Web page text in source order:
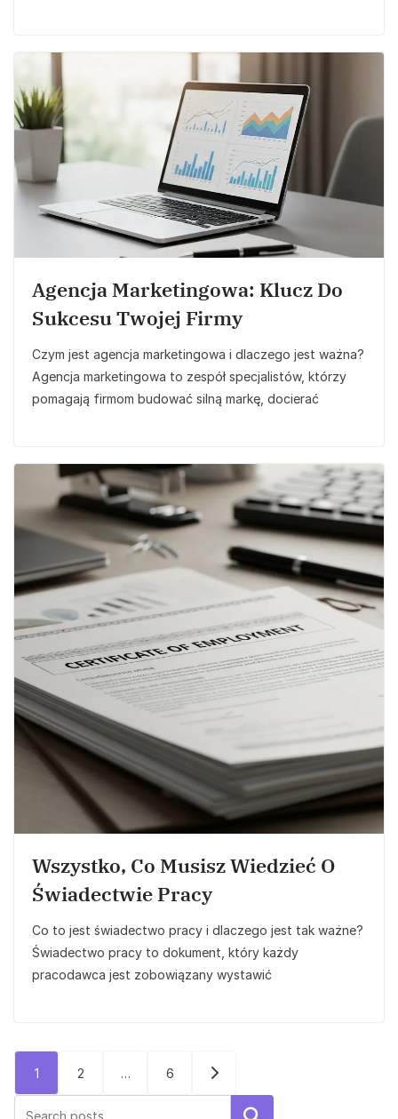
Agencja Marketingowa: Klucz Do
Sukcesu Twojej Firmy
Czym jest agencja marketingowa i dlaczego jest ważna?
Agencja marketingowa to zespół specjalistów, którzy
pomagają firmom budować silną markę, docierać
Wszystko, Co Musisz Wiedzieć O
Świadectwie Pracy
Co to jest świadectwo pracy i dlaczego jest tak ważne?
Świadectwo pracy to dokument, który każdy
pracodawca jest zobowiązany wystawić
Stronicowanie
wpisów
1 2 … 6